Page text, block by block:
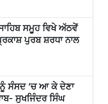
ਸਮੂਹ ਵਿਖੇ ਅੱਠਵੇਂ
ਪੁਰਬ ਸ਼ਰਧਾ ਨਾਲ
ਸੰਸਦ ’ਚ ਆ ਕੇ ਦੇਣਾ
ਸੁਖਜਿੰਦਰ ਸਿੰਘ